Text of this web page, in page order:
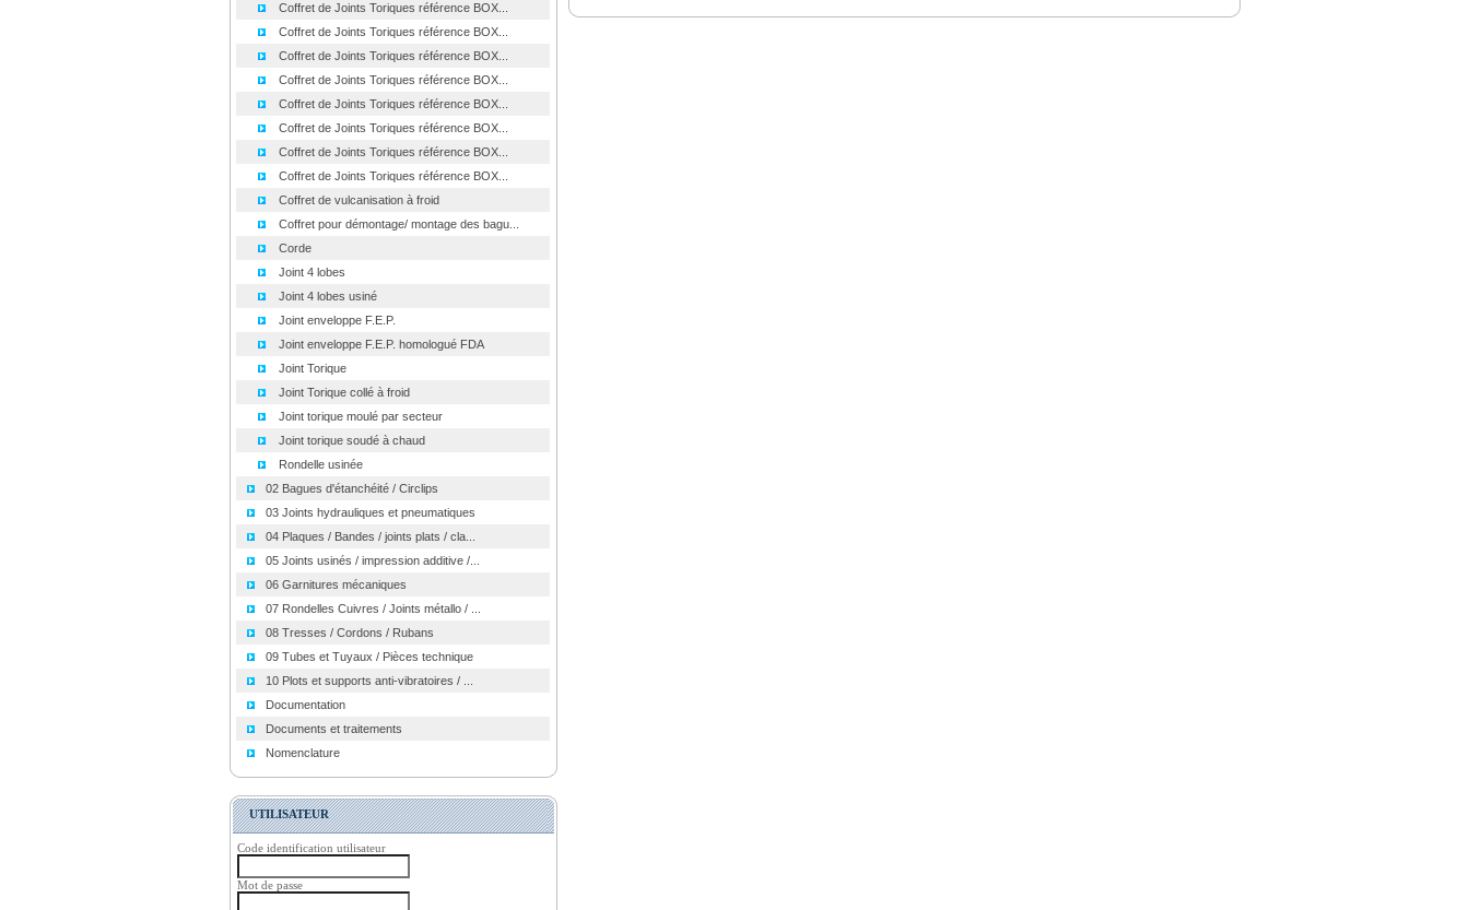
Coffret de Joints Toriques référence BOX...
Coffret de Joints Toriques référence BOX...
Coffret de Joints Toriques référence BOX...
Coffret de Joints Toriques référence BOX...
Coffret de Joints Toriques référence BOX...
Coffret de Joints Toriques référence BOX...
Coffret de Joints Toriques référence BOX...
Coffret de Joints Toriques référence BOX...
Coffret de vulcanisation à froid
Coffret pour démontage/ montage des bagu...
Corde
Joint 4 lobes
Joint 4 lobes usiné
Joint enveloppe F.E.P.
Joint enveloppe F.E.P. homologué FDA
Joint Torique
Joint Torique collé à froid
Joint torique moulé par secteur
Joint torique soudé à chaud
Rondelle usinée
02 Bagues d'étanchéité / Circlips
03 Joints hydrauliques et pneumatiques
04 Plaques / Bandes / joints plats / cla...
05 Joints usinés / impression additive /...
06 Garnitures mécaniques
07 Rondelles Cuivres / Joints métallo / ...
08 Tresses / Cordons / Rubans
09 Tubes et Tuyaux / Pièces technique
10 Plots et supports anti-vibratoires / ...
Documentation
Documents et traitements
Nomenclature
UTILISATEUR
Code identification utilisateur
Mot de passe